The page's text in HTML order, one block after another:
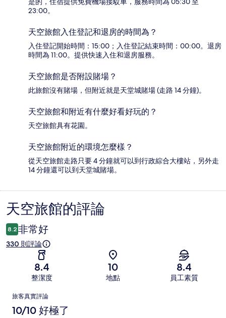
23:00。
天空旅館入住登記和退房的時間為？
入住登記開始時間：15:00；入住登記結束時間：00:00。退房
時間為 11:00。提供快速入住和退房服務。
天空旅館是否附設賭場？
此旅館沒有賭場，但附近就是天堂城賭場 (走路 14 分鐘)。
天空旅館和附近有什麼好看好玩的？
天空旅館具有花園。
天空旅館附近的環境怎麼樣？
從天空旅館走路只要 4 分鐘就可以到行政綜合大樓站，另外走
14 分鐘還可以到天堂城賭場。
評
論
天空旅館的評論
8.2 非常好
330 則評論
8.4
整潔度
10
地點
8.4
員工素質
評
論
旅客真實評論
10/10 好極了